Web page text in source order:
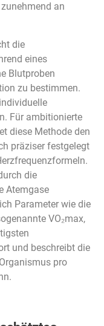
an
die
eines
Blutproben
zu bestimmen.
Für ambitionierte
diese Methode den
präziser festgelegt
die
Atemgase
Parameter wie die
VO₂max,
und beschreibt die
pro